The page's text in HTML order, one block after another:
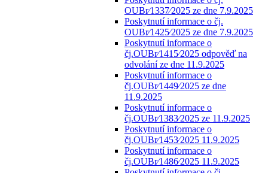
OUBr⁄1337⁄2025 ze dne 7.9.2025
Poskytnutí informace o čj.
OUBr⁄1425⁄2025 ze dne 7.9.2025
Poskytnutí informace o
čj.OUBr⁄1415⁄2025 odpověď na
odvolání ze dne 11.9.2025
Poskytnutí informace o
čj.OUBr⁄1449⁄2025 ze dne
11.9.2025
Poskytnutí informace o
čj.OUBr⁄1383⁄2025 ze 11.9.2025
Poskytnutí informace o
čj.OUBr⁄1453⁄2025 11.9.2025
Poskytnutí informace o
čj.OUBr⁄1486⁄2025 11.9.2025